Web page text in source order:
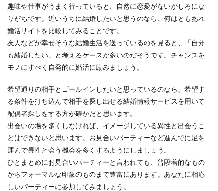
趣味や仕事がうまく行っていると、自然に恋愛がないがしろにな
りがちです。近いうちに結婚したいと思うのなら、何はともあれ
婚活サイトを比較してみることです。
友人などが幸せそうな結婚生活を送っているのを見ると、「自分
も結婚したい」と考えるケースが多いのだそうです。チャンスを
モノにすべく自発的に婚活に励みましょう。
希望通りの相手とゴールインしたいと思っているのなら、希望す
る条件を打ち込んで相手を探し出せる結婚情報サービスを用いて
配偶者探しをする方が確かだと思います。
出会いの場を多くしなければ、イメージしている異性と出会うこ
とはできないと思います。お見合いパーティーなど進んでに足を
運んで異性と会う機会を多くするようにしましょう。
ひとまとめにお見合いパーティーと言われても、普段着的なもの
からフォーマルな印象のものまで豊富にあります。あなたに相応
しいパーティーに参加してみましょう。